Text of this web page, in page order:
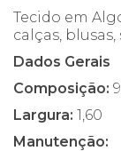
Tecido em
calças, blusas,
Dados Gerais
Composição:
Largura: 1,60
Manutenção: